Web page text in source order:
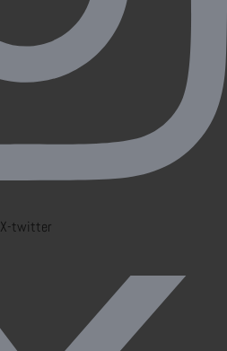
X-twitter